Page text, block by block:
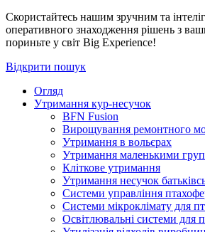
Скористайтесь нашим зручним та
оперативного знаходження рішень з
пориньте у світ Big Experience!
Відкрити пошук
Огляд
Утримання кур-несучок
BFN Fusion
Вирощування ремонтного
Утримання в вольєрах
Утримання маленькими
Кліткове утримання
Утримання несучок
Системи управління
Системи мікроклімату для
Освітлювальні системи для